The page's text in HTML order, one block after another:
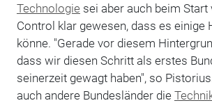
Technologie sei aber auch beim Start
Control klar gewesen, dass es einige
könne. "Gerade vor diesem
dass wir diesen Schritt als erstes
seinerzeit gewagt haben", so
auch andere Bundesländer die